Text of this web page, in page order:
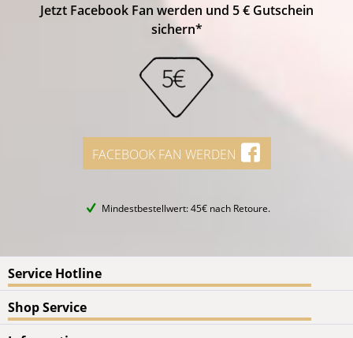
Jetzt Facebook Fan werden und 5 € Gutschein
sichern*
FACEBOOK FAN WERDEN
Mindestbestellwert: 45€ nach Retoure.
Service Hotline
Shop Service